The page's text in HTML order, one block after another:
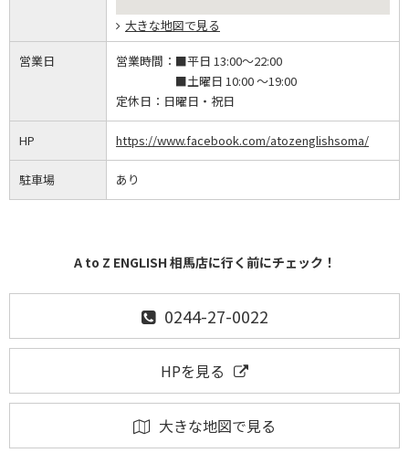
大きな地図で見る
営業日 営業時間： ■平日 13:00～22:00
■土曜日 10:00 ～19:00
定休日： 日曜日・祝日
HP https://www.facebook.com/atozenglishsoma/
駐車場 あり
A to Z ENGLISH 相馬店に行く前にチェック！
0244-27-0022
HPを見る
大きな地図で見る